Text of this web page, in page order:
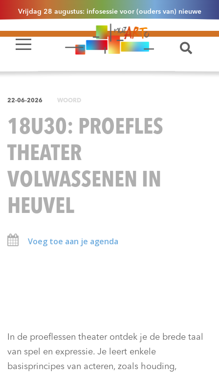
Vrijdag 28 augustus: infosessie voor (ouders van) nieuwe
leerlingen 2.1 om 13u30 in Essen
22-06-2026 WOORD
18U30: PROEFLES
THEATER
VOLWASSENEN IN
HEUVEL
Voeg toe aan je agenda
In de proeflessen theater ontdek je de brede taal
van spel en expressie. Je leert enkele
basisprincipes van acteren, zoals houding,